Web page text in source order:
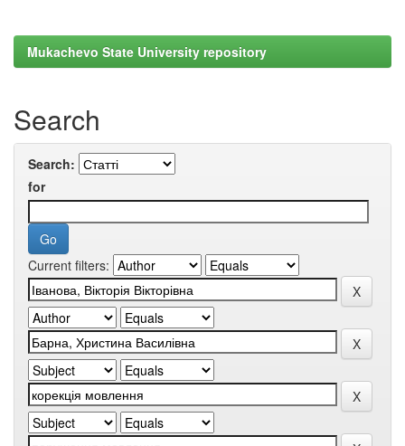
Mukachevo State University repository
Search
Search:
for
Current filters: